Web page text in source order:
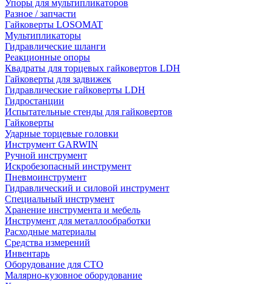
Упоры для мультипликаторов
Разное / запчасти
Гайковерты LOSOMAT
Мультипликаторы
Гидравлические шланги
Реакционные опоры
Квадраты для торцевых гайковертов LDH
Гайковерты для задвижек
Гидравлические гайковерты LDH
Гидростанции
Испытательные стенды для гайковертов
Гайковерты
Ударные торцевые головки
Инструмент GARWIN
Ручной инструмент
Искробезопасный инструмент
Пневмоинструмент
Гидравлический и силовой инструмент
Специальный инструмент
Хранение инструмента и мебель
Инструмент для металлообработки
Расходные материалы
Средства измерений
Инвентарь
Оборудование для СТО
Малярно-кузовное оборудование